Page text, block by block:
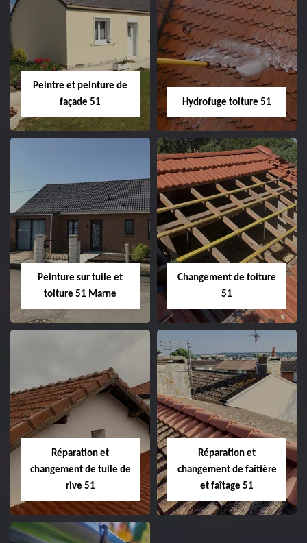
Peintre intérieur
Habillage planche
de rive 51
Peintre et peinture de
façade 51
Peintre et peinture
de façade 51
Hydrofuge toiture 51
Hydrofuge toiture
51
Peinture sur tuile et
toiture 51 Marne
Peinture sur tuile
et toiture 51
Marne
Changement de toiture
51
Changement de
toiture 51
Réparation et
changement de tuile de
rive 51
Réparation et
changement de faîtière
et faîtage 51